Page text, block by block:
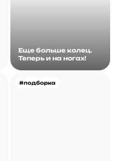
Еще больше колец.
Теперь и на ногах!
#подборка